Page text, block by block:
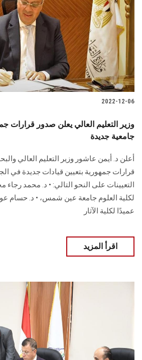
2022-12-06
وزير التعليم العالي يعلن صدور قرارات
جامعية جديدة
أعلن د. أيمن عاشور وزير التعليم العالي
قرارات جمهورية بتعيين قيادات جديدة في
التعيينات على النحو التالي: • د. محمد
لكلية العلوم جامعة عين شمس، • د. حسام
عميدًا لكلية الآثار
اقرأ المزيد